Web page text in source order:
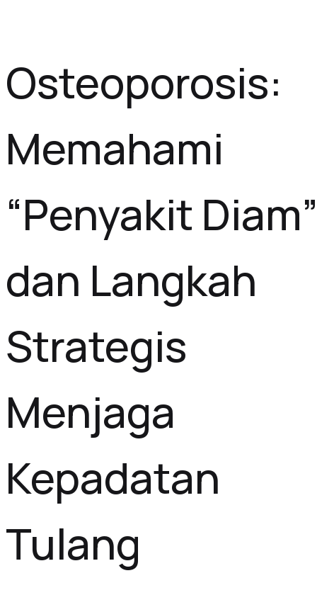
Osteoporosis:
Memahami
“Penyakit
dan Langkah
Strategis
Menjaga
Kepadatan
Tulang